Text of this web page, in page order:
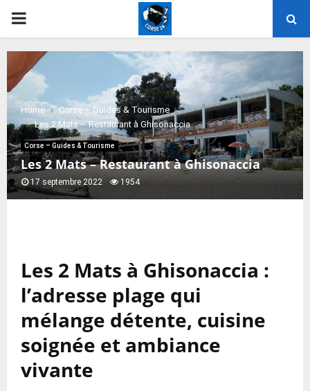
PRIMARY
MENU
Home
Corse – Guides & Tourisme
Les 2 Mats – Restaurant à Ghisonaccia
Corse – Guides & Tourisme
Les 2 Mats – Restaurant à Ghisonaccia
17 septembre 2022 1954
Les 2 Mats à Ghisonaccia :
l’adresse plage qui
mélange détente, cuisine
soignée et ambiance
vivante